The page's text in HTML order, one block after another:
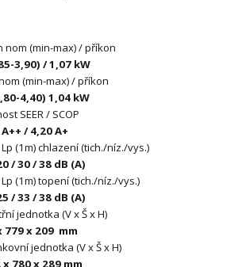
nom (min-max) / příkon
3,90) / 1,07 kW
nom (min-max) / příkon
4,40) 1,04 kW
účinnost SEER / SCOP
/ 4,20 A+
Lp (1m) chlazení (tich./níz./vys.)
/ 30 / 38 dB (A)
Lp (1m) topení (tich./níz./vys.)
/ 38 dB (A)
- vnitřní jednotka (V x Š x H)
x 209 mm
venkovní jednotka (V x Š x H)
x 780 x 289 mm